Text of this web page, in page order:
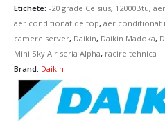
Etichete: -20 grade Celsius, 12000Btu,
aer conditionat de top, aer conditionat
camere server, Daikin, Daikin Madoka,
Mini Sky Air seria Alpha, racire tehnica
Brand: Daikin